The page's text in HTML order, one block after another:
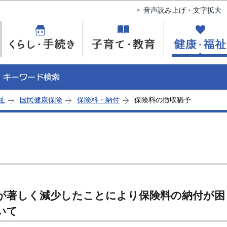
このページの本文へ移動
音声読み上げ・文字拡大
国民健康保険 保険料・納付 保険料の徴収猶予
著しく減少したことにより保険料の納付が困
て